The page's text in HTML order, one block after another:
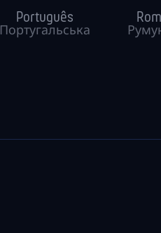
Português
Португальська